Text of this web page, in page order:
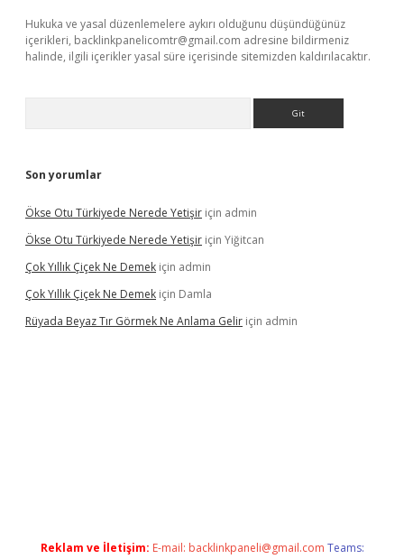
Hukuka ve yasal düzenlemelere aykırı olduğunu düşündüğünüz
içerikleri, backlinkpanelicomtr@gmail.com adresine bildirmeniz
halinde, ilgili içerikler yasal süre içerisinde sitemizden kaldırılacaktır.
Son yorumlar
Ökse Otu Türkiyede Nerede Yetişir için admin
Ökse Otu Türkiyede Nerede Yetişir için Yiğitcan
Çok Yıllık Çiçek Ne Demek için admin
Çok Yıllık Çiçek Ne Demek için Damla
Rüyada Beyaz Tır Görmek Ne Anlama Gelir için admin
Reklam ve İletişim: E-mail: backlinkpaneli@gmail.com Teams: